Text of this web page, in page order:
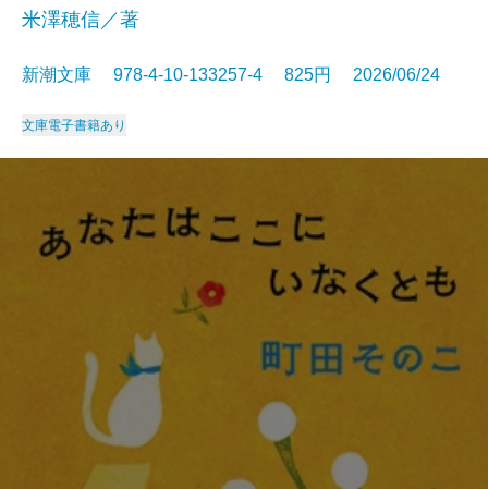
米澤穂信／著
新潮文庫 978-4-10-133257-4 825円 2026/06/24
文庫電子書籍あり